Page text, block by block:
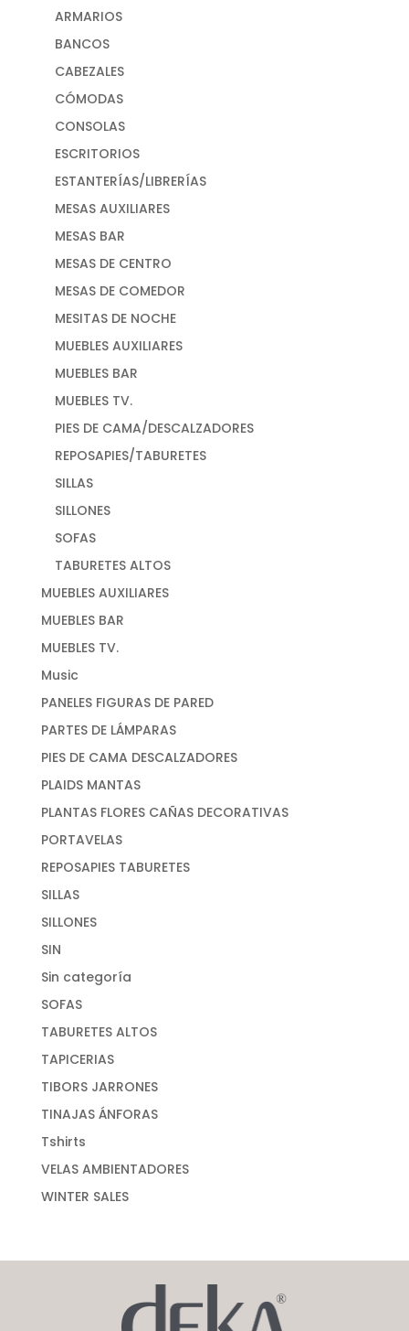
ARMARIOS
BANCOS
CABEZALES
CÓMODAS
CONSOLAS
ESCRITORIOS
ESTANTERÍAS/LIBRERÍAS
MESAS AUXILIARES
MESAS BAR
MESAS DE CENTRO
MESAS DE COMEDOR
MESITAS DE NOCHE
MUEBLES AUXILIARES
MUEBLES BAR
MUEBLES TV.
PIES DE CAMA/DESCALZADORES
REPOSAPIES/TABURETES
SILLAS
SILLONES
SOFAS
TABURETES ALTOS
MUEBLES AUXILIARES
MUEBLES BAR
MUEBLES TV.
Music
PANELES FIGURAS DE PARED
PARTES DE LÁMPARAS
PIES DE CAMA DESCALZADORES
PLAIDS MANTAS
PLANTAS FLORES CAÑAS DECORATIVAS
PORTAVELAS
REPOSAPIES TABURETES
SILLAS
SILLONES
SIN
Sin categoría
SOFAS
TABURETES ALTOS
TAPICERIAS
TIBORS JARRONES
TINAJAS ÁNFORAS
Tshirts
VELAS AMBIENTADORES
WINTER SALES